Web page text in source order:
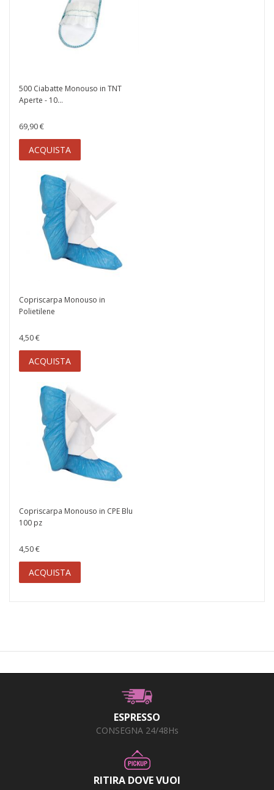
500 Ciabatte Monouso in TNT
Aperte - 10...
69,90 €
ACQUISTA
Copriscarpa Monouso in
Polietilene
4,50 €
ACQUISTA
Copriscarpa Monouso in CPE Blu
100 pz
4,50 €
ACQUISTA
ESPRESSO
CONSEGNA 24/48Hs
RITIRA DOVE VUOI